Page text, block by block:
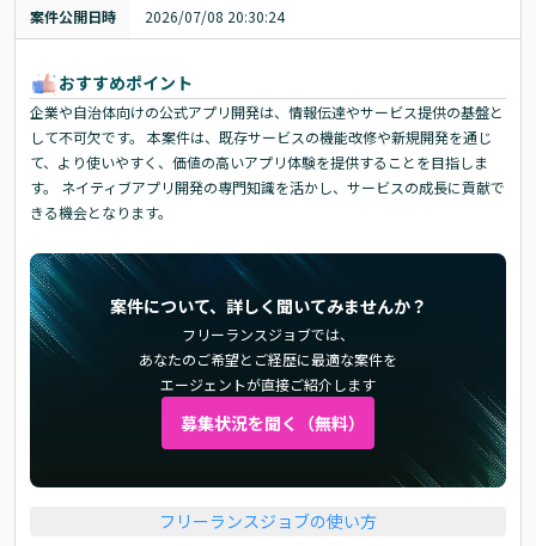
案件公開日時 2026/07/08 20:30:24
おすすめポイント
企業や自治体向けの公式アプリ開発は、情報伝達やサービス提供の基盤と
して不可欠です。 本案件は、既存サービスの機能改修や新規開発を通じ
て、より使いやすく、価値の高いアプリ体験を提供することを目指しま
す。 ネイティブアプリ開発の専門知識を活かし、サービスの成長に貢献で
きる機会となります。
案件について、詳しく聞いてみませんか？
フリーランスジョブでは、
あなたのご希望とご経歴に最適な案件を
エージェントが直接ご紹介します
募集状況を聞く（無料）
フリーランスジョブの使い方